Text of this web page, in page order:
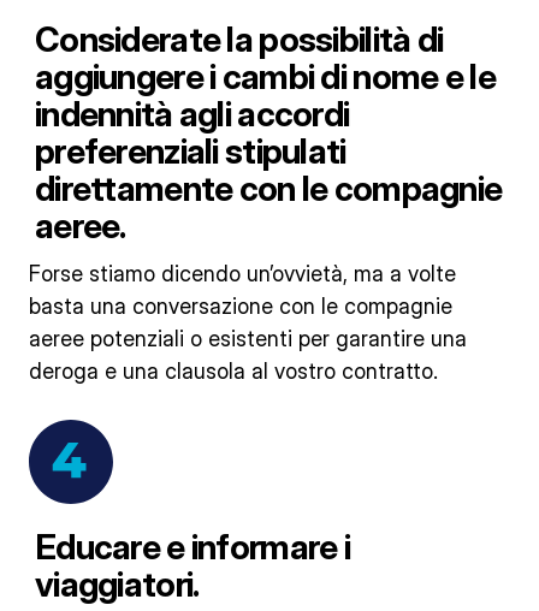
Considerate la possibilità di
aggiungere i cambi di nome e le
indennità agli accordi
preferenziali stipulati
direttamente con le compagnie
aeree.
Forse stiamo dicendo un’ovvietà, ma a volte
basta una conversazione con le compagnie
aeree potenziali o esistenti per garantire una
deroga e una clausola al vostro contratto.
Educare e informare i
viaggiatori.